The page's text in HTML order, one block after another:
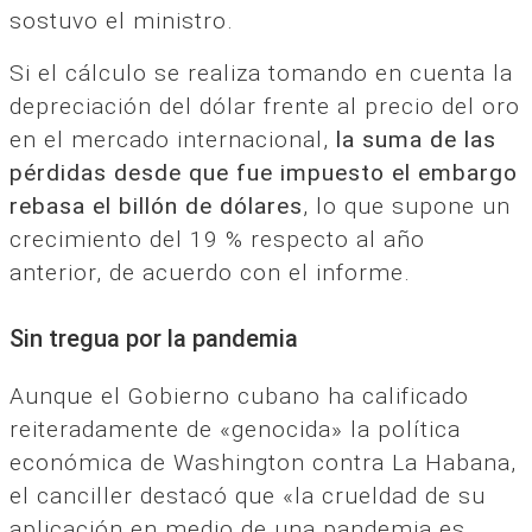
sostuvo el ministro.
Si el cálculo se realiza tomando en cuenta la
depreciación del dólar frente al precio del oro
en el mercado internacional, la suma de las
pérdidas desde que fue impuesto el embargo
rebasa el billón de dólares, lo que supone un
crecimiento del 19 % respecto al año
anterior, de acuerdo con el informe.
Sin tregua por la pandemia
Aunque el Gobierno cubano ha calificado
reiteradamente de «genocida» la política
económica de Washington contra La Habana,
el canciller destacó que «la crueldad de su